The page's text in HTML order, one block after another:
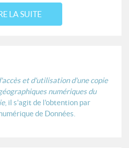
LA SUITE
et d'utilisation d'une copie
numériques du
, il s'agit de l'obtention par
de Données